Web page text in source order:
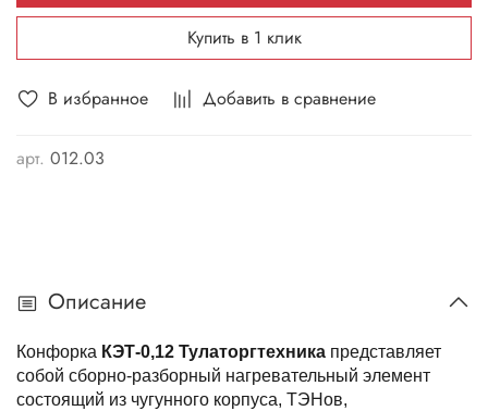
В избранное Добавить в сравнение
арт. 012.03
Купить в 1 клик
Описание
Конфорка КЭТ-0,12 Тулаторгтехника представляет
собой сборно-разборный нагревательный элемент
состоящий из чугунного корпуса, ТЭНов,